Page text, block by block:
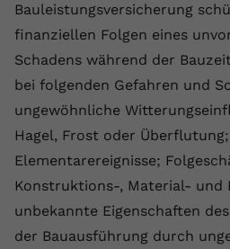
Bauleistungsversicherung
finanziellen Folgen eines
Schadens während der
bei folgenden Gefahren und
ungewöhnliche
Hagel, Frost oder
Elementarereignisse;
Konstruktions-, Material- und
unbekannte Eigenschaften
der Bauausführung durch
Videos von
gesehen hat.
Name
Laufzeit Session
Zweck
registriert eine
Daten darüber